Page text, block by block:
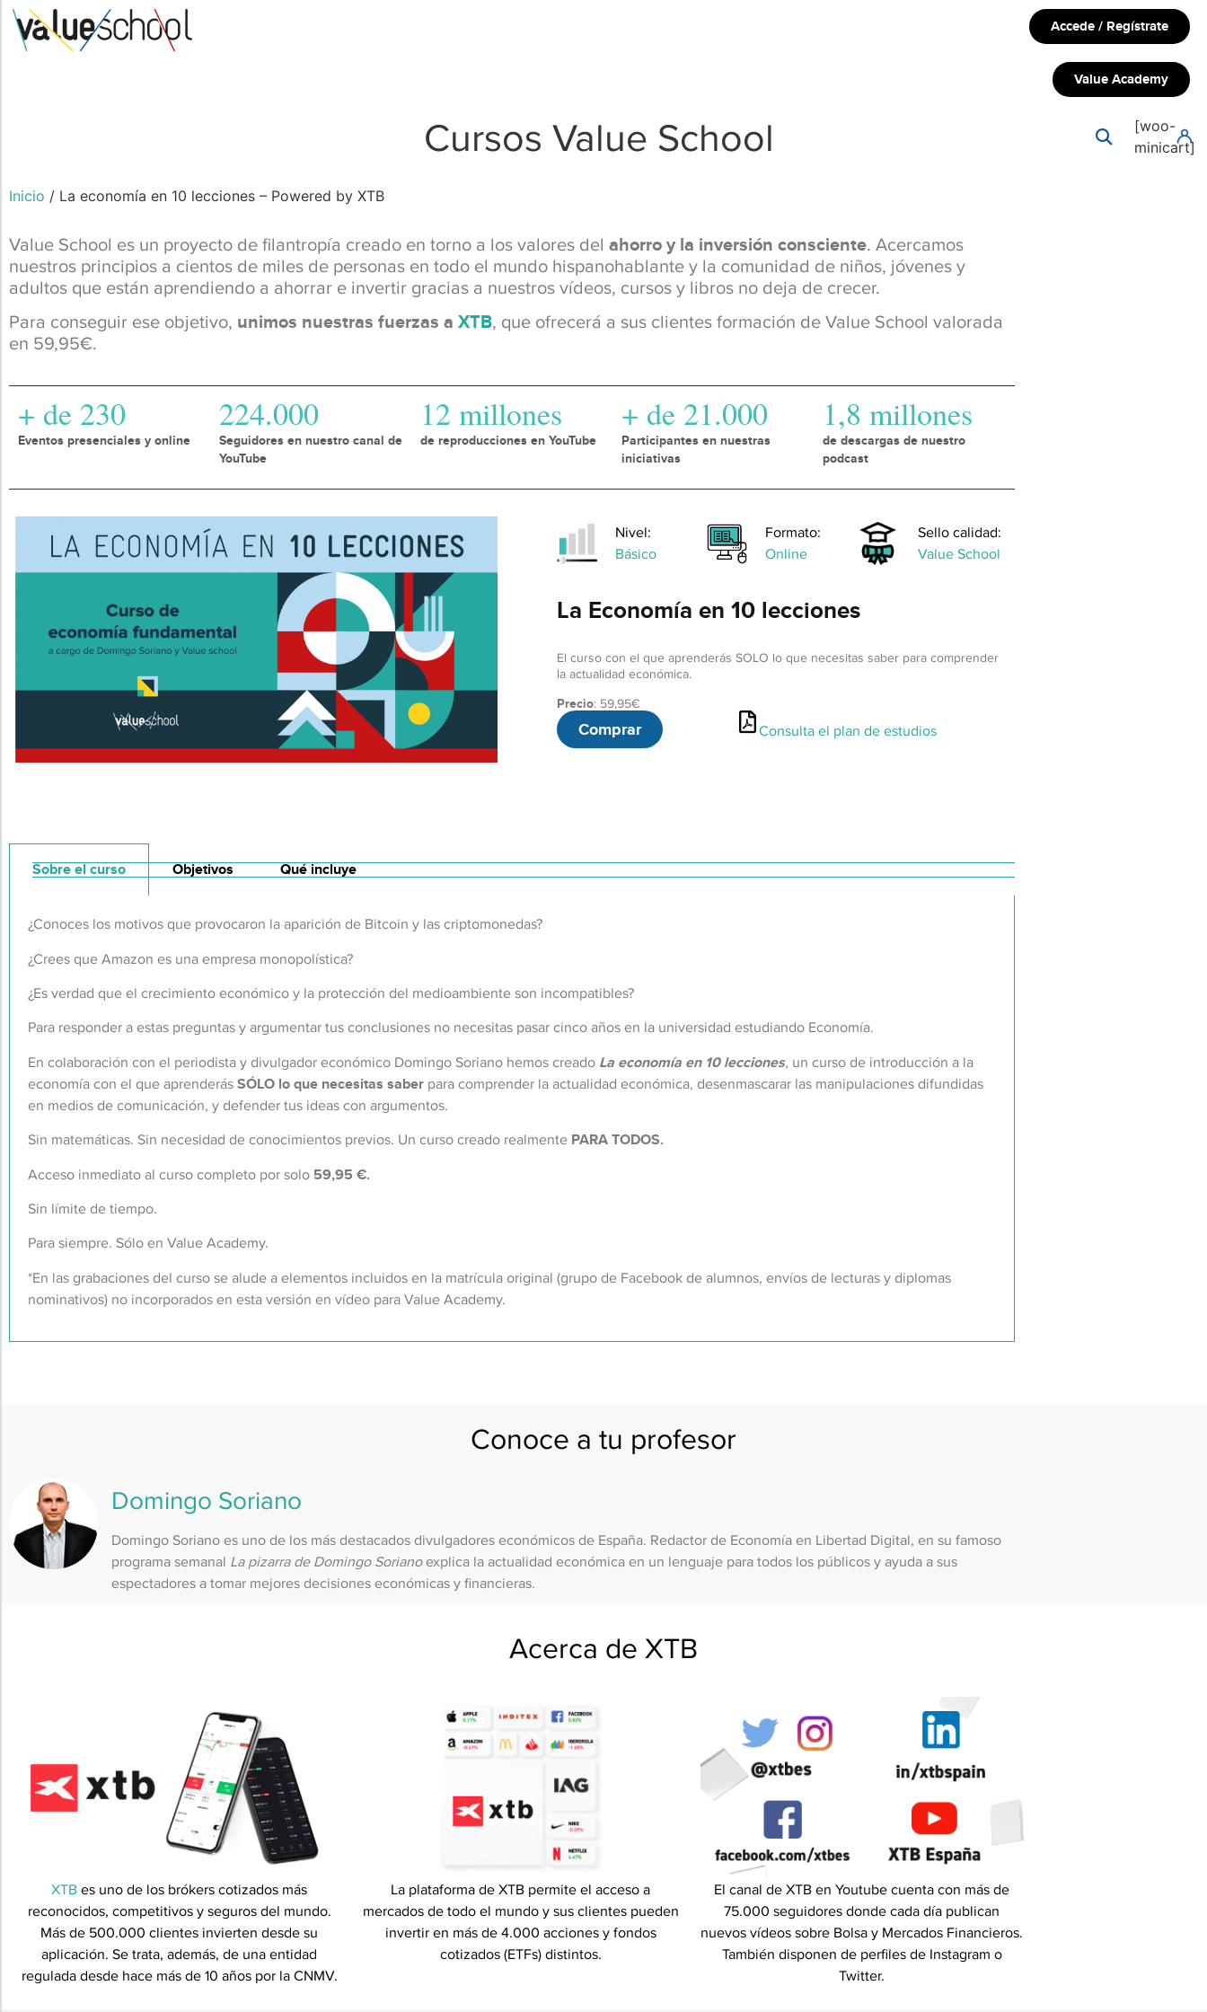
Accede / Regístrate
Value Academy
Cursos Value School
[woo-
minicart]
Inicio / La economía en 10 lecciones – Powered by XTB
Value School es un proyecto de filantropía creado en torno a los valores del ahorro y la inversión consciente. Acercamos
nuestros principios a cientos de miles de personas en todo el mundo hispanohablante y la comunidad de niños, jóvenes y
adultos que están aprendiendo a ahorrar e invertir gracias a nuestros vídeos, cursos y libros no deja de crecer.
Para conseguir ese objetivo, unimos nuestras fuerzas a XTB, que ofrecerá a sus clientes formación de Value School valorada
en 59,95€.
+ de 230
Eventos presenciales y online
224.000
Seguidores en nuestro canal de
YouTube
12 millones
de reproducciones en YouTube
+ de 21.000
Participantes en nuestras
iniciativas
1,8 millones
de descargas de nuestro
podcast
Nivel:
Básico
Formato:
Online
Sello calidad:
Value School
La Economía en 10 lecciones
El curso con el que aprenderás SOLO lo que necesitas saber para comprender
la actualidad económica.
Precio: 59,95€
Comprar Consulta el plan de estudios
Sobre el curso Objetivos Qué incluye
¿Conoces los motivos que provocaron la aparición de Bitcoin y las criptomonedas?
¿Crees que Amazon es una empresa monopolística?
¿Es verdad que el crecimiento económico y la protección del medioambiente son incompatibles?
Para responder a estas preguntas y argumentar tus conclusiones no necesitas pasar cinco años en la universidad estudiando Economía.
En colaboración con el periodista y divulgador económico Domingo Soriano hemos creado La economía en 10 lecciones, un curso de introducción a la
economía con el que aprenderásSÓLO lo que necesitas saber para comprender la actualidad económica, desenmascarar las manipulaciones difundidas
en medios de comunicación, y defender tus ideas con argumentos.
Sin matemáticas. Sin necesidad de conocimientos previos. Un curso creado realmente PARA TODOS.
Acceso inmediato al curso completo por solo 59,95 €.
Sin límite de tiempo.
Para siempre. Sólo en Value Academy.
*En las grabaciones del curso se alude a elementos incluidos en la matrícula original (grupo de Facebook de alumnos, envíos de lecturas y diplomas
nominativos) no incorporados en esta versión en vídeo para Value Academy.
Conoce a tu profesor
Domingo Soriano
Domingo Soriano es uno de los más destacados divulgadores económicos de España. Redactor de Economía en Libertad Digital, en su famoso
programa semanal La pizarra de Domingo Sorianoexplica la actualidad económica en un lenguaje para todos los públicos y ayuda a sus
espectadores a tomar mejores decisiones económicas y financieras.
Acerca de XTB
XTBes uno de los brókers cotizados más
reconocidos, competitivos y seguros del mundo.
Más de 500.000 clientes invierten desde su
aplicación. Se trata, además, de una entidad
regulada desde hace más de 10 años por la CNMV.
La plataforma de XTB permite el acceso a
mercados de todo el mundo y sus clientes pueden
invertir en más de 4.000 acciones y fondos
cotizados (ETFs) distintos.
El canal de XTB en Youtube cuenta con más de
75.000 seguidores donde cada día publican
nuevos vídeos sobre Bolsa y Mercados Financieros.
También disponen de perfiles de Instagram o
Twitter.